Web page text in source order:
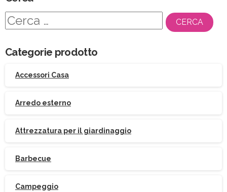
Ricerca
Categorie prodotto
Accessori Casa
Arredo esterno
Attrezzatura per il giardinaggio
Barbecue
Campeggio